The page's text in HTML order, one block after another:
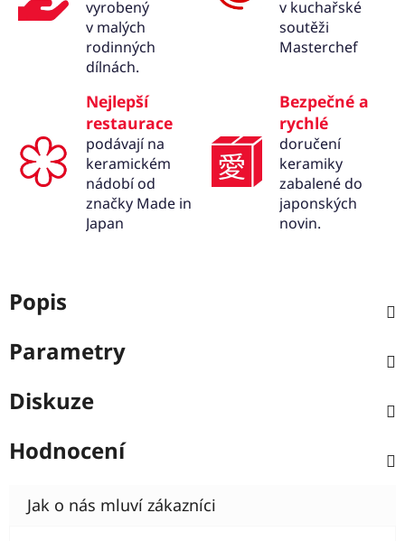
vyrobený
v malých
rodinných
dílnách.
v kuchařské
soutěži
Masterchef
Nejlepší
restaurace
podávají na
keramickém
nádobí od
značky Made in
Japan
Bezpečné a
rychlé
doručení
keramiky
zabalené do
japonských
novin.
Popis
Parametry
Diskuze
Hodnocení